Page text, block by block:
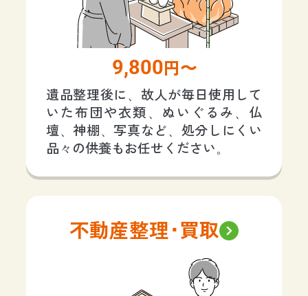
9,800 円〜
遺品整理後に、故人が毎日使用して
いた布団や衣類、ぬいぐるみ、仏
壇、神棚、写真など、処分しにくい
品々の供養もお任せください。
不動産整理･買取